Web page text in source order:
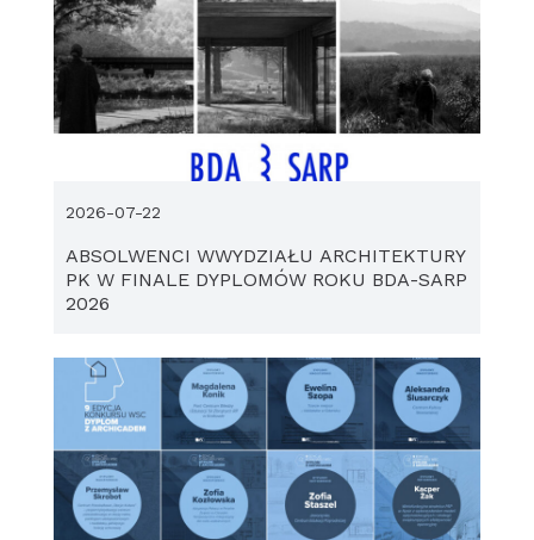
ABSOLWENCI WWYDZIAŁU ARCHITEKTURY
PK W FINALE DYPLOMÓW ROKU BDA-SARP
2026
2026-07-22